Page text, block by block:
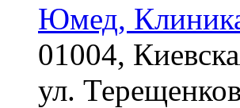
Юмед,
01004,
ул.